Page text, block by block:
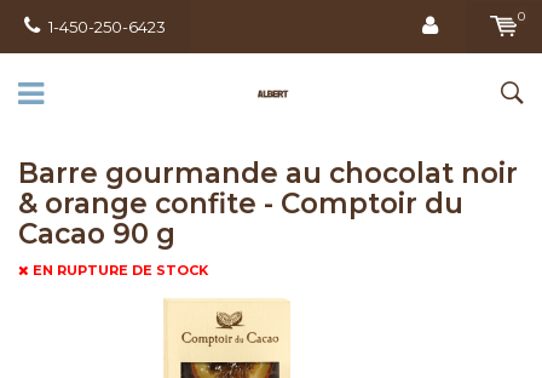
1-450-250-6423
0
Barre gourmande au chocolat noir
& orange confite - Comptoir du
Cacao 90 g
EN RUPTURE DE STOCK